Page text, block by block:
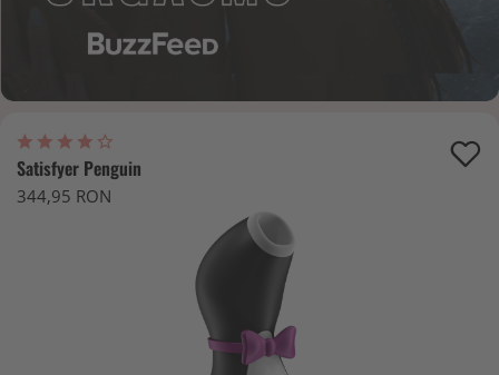
Satisfyer Penguin
344,95 RON